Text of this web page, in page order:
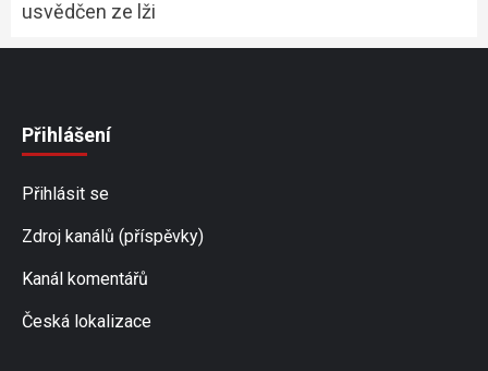
usvědčen ze lži
Přihlášení
Přihlásit se
Zdroj kanálů (příspěvky)
Kanál komentářů
Česká lokalizace